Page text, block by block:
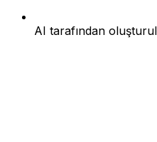
AI tarafından